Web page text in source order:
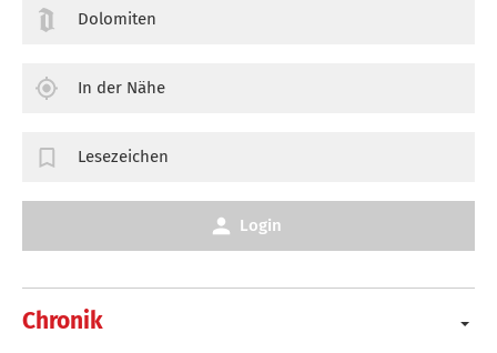
Chronik
Dolomiten
In der Nähe
Lesezeichen
Login